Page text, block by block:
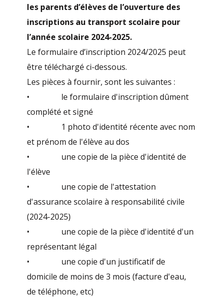
les parents d’élèves de l’ouverture des
inscriptions au transport scolaire pour
l’année scolaire 2024-2025.
Le formulaire d’inscription 2024/2025 peut
être téléchargé ci-dessous.
Les pièces à fournir, sont les suivantes :
• le formulaire d'inscription dûment
complété et signé
• 1 photo d'identité récente avec nom
et prénom de l'élève au dos
• une copie de la pièce d'identité de
l'élève
• une copie de l'attestation
d'assurance scolaire à responsabilité civile
(2024-2025)
• une copie de la pièce d'identité d'un
représentant légal
• une copie d'un justificatif de
domicile de moins de 3 mois (facture d'eau,
de téléphone, etc)